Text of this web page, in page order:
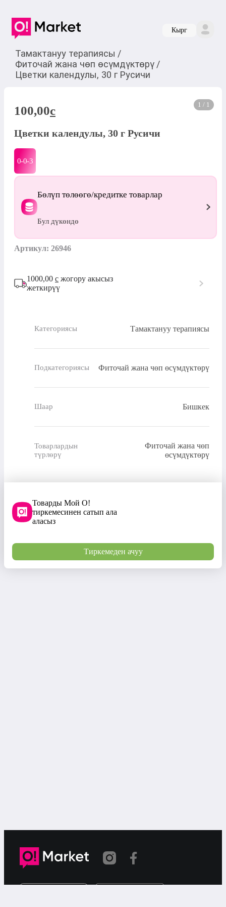
Кырг
Тамактануу терапиясы /
Фиточай жана чөп өсүмдүктөрү /
Цветки календулы, 30 г Русичи
1 / 1
100,00c
Цветки календулы, 30 г Русичи
0-0-3
Бөлүп төлөөгө/кредитке товарлар
Бул дүкөндө
Артикул: 26946
1000,00 с жогору акысыз
жеткирүү
Категориясы Тамактануу терапиясы
Подкатегориясы Фиточай жана чөп өсүмдүктөрү
Шаар Бишкек
Товарлардын
түрлөрү
Фиточай жана чөп
өсүмдүктөрү
Товарды Мой О!
тиркемесинен сатып ала
аласыз
Тиркемеден ачуу